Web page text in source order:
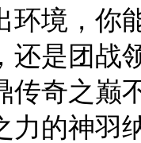
环境，你
还是团战
传奇之巅
力的神羽